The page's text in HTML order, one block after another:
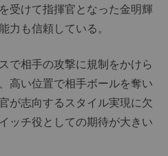
受けて指揮官となった金明輝
力も信頼している。
で相手の攻撃に規制をかけら
高い位置で相手ボールを奪い
が志向するスタイル実現に欠
ッチ役としての期待が大きい